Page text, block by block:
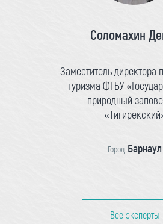
Соломахин
Заместитель директора
туризма ФГБУ
природный
Город: Барнаул
Все эксперты